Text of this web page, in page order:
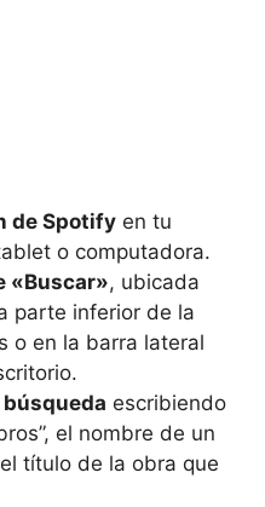
de Spotify en tu
o computadora.
«Buscar», ubicada
parte inferior de la
o en la barra lateral
escribiendo
el nombre de un
título de la obra que